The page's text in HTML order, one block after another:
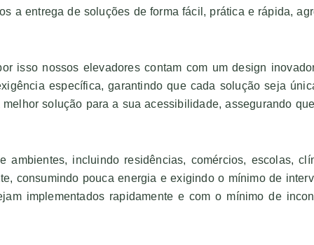
a entrega de soluções de forma fácil, prática e rápida,
isso nossos elevadores contam com um design
específica, garantindo que cada solução seja
solução para a sua acessibilidade, assegurando
incluindo residências, comércios, escolas,
consumindo pouca energia e exigindo o mínimo de
implementados rapidamente e com o mínimo de